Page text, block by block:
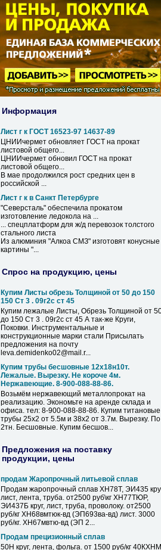
Информация
Лист г к ГОСТ 16523-97 14637-89
ЦНИИчермет обновляет ГОСТ на прокат
листовой общего...
ЦНИИчермет обновил ГОСТ на прокат
листовой общего...
В мае продолжился рост средних цен в
российской ...
Лист г к в Санкт Петербурге
"Северсталь" обеспечила прокатом
изготовление ледокола на ...
... спецплатформ для ж/д перевозок толстого
стального листа
Из алюминия "Алкоа СМЗ" изготовят конусные
картины "...
Спрос на продукцию, цены
Купим Листы обрезь Толщиной от 50 до 150
150 Ст 3 . 09г2с ст 45
Купим лежалые Листы, Обрезь Толщиной от
до 150 Ст 3 . 09г2с ст 45 А так-же Круги,
Поковки. Инструментальные и
конструкционные марки стали Присылать
предложения на почту
leva.demidenko02@mail.r...
Купим трубы бесшовные 12х18н10т.
Лежалые. Вырезку. Не короче 4м.
Нержавеющие. 8-900-088-88-86.
Возьмём нержавеющий металлопрокат на
реализацию. Экономьте на аренде склада и
офиса. тел: 8-900-088-88-86. Купим титановые
трубы 25х2 от 5.5м и 38х2 от 3.7м. Вырезку. По
2тн. Бесшовные. Купим бесшов...
Предложения на поставку
продукции, цены
продам Жаропрочный литьевой сплав
Продам жаропрочный сплав ХН78Т, ЭИ435
лист, лента, труба. от2500 руб\кг ХН77ТЮР,
ЭИ437Б круг, лист, труба, проволоку. от2500
руб/кг ХН68вмтюк-вд (ЭП693ва-вд) лист. 3000
руб/кг. ХН67мвтю-вд (ЭП 2...
Продам прецизионный сплав
50Н круг, лента, фольга. от 1500 руб/кг 40КХНМ